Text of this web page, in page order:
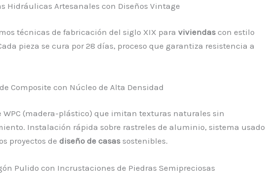
Hidráulicas Artesanales con Diseños Vintage
técnicas de fabricación del siglo XIX para viviendas con estilo
pieza se cura por 28 días, proceso que garantiza resistencia a
Composite con Núcleo de Alta Densidad
WPC (madera-plástico) que imitan texturas naturales sin
Instalación rápida sobre rastreles de aluminio, sistema usado
proyectos de diseño de casas sostenibles.
Pulido con Incrustaciones de Piedras Semipreciosas